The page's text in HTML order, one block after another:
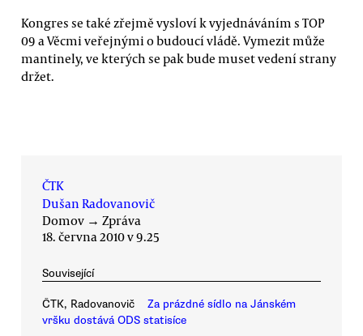
Kongres se také zřejmě vysloví k vyjednáváním s TOP
09 a Věcmi veřejnými o budoucí vládě. Vymezit může
mantinely, ve kterých se pak bude muset vedení strany
držet.
ČTK
Dušan Radovanovič
Domov → Zpráva
18. června 2010 v 9.25
Související
ČTK, Radovanovič
Za prázdné sídlo na Jánském
vršku dostává ODS statisíce